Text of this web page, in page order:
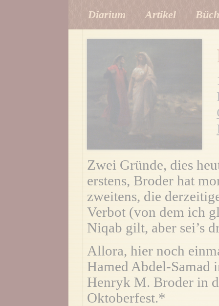
Diarium Artikel
Zwei Gründe, dies
erstens, Broder hat
zweitens, die
Verbot (von dem ich
Niqab gilt, aber sei’s
Allora, hier noch
Hamed Abdel-Samad
Henryk M. Broder in
Oktoberfest.*